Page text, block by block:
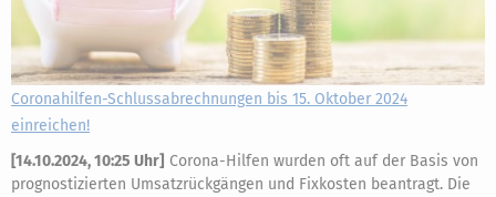
Coronahilfen-Schlussabrechnungen bis 15. Oktober 2024
einreichen!
[14.10.2024, 10:25 Uhr] Corona-Hilfen wurden oft auf der Basis von
prognostizierten Umsatzrückgängen und Fixkosten beantragt. Die